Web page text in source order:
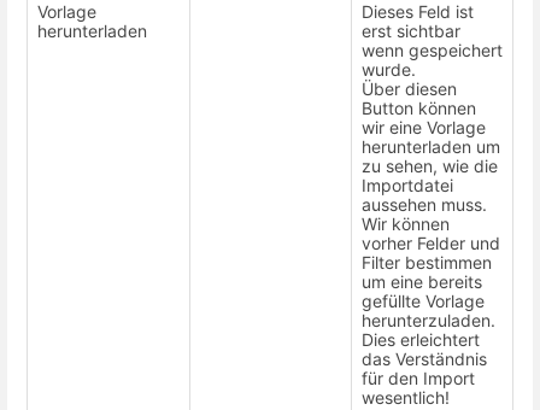
Vorlage
herunterladen
Dieses Feld ist
erst sichtbar
wenn gespeichert
wurde.
Über diesen
Button können
wir eine Vorlage
herunterladen um
zu sehen, wie die
Importdatei
aussehen muss.
Wir können
vorher Felder und
Filter bestimmen
um eine bereits
gefüllte Vorlage
herunterzuladen.
Dies erleichtert
das Verständnis
für den Import
wesentlich!